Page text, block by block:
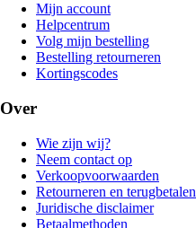
Mijn account
Helpcentrum
Volg mijn bestelling
Bestelling retourneren
Kortingscodes
Over
Wie zijn wij?
Neem contact op
Verkoopvoorwaarden
Retourneren en terugbetalen
Juridische disclaimer
Betaalmethoden